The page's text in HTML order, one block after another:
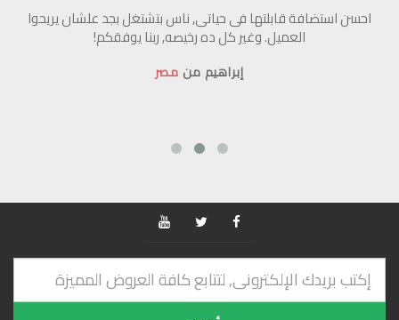
احسن استضافة قابلتها فى حياتى, ناس بتشتغل بجد علشان يريحوا
العميل. وغير كل ده رخيصه, ربنا يوفقكم!
إبراهيم من مصر